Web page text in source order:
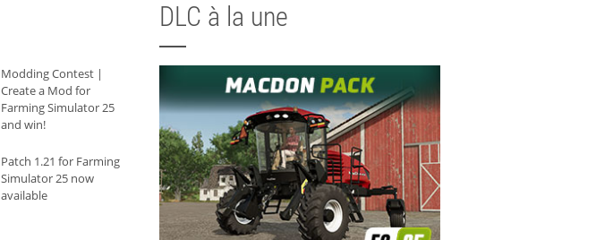
Modding Contest |
Create a Mod for
Farming Simulator 25
and win!
Patch 1.21 for Farming
Simulator 25 now
available
DLC à la une